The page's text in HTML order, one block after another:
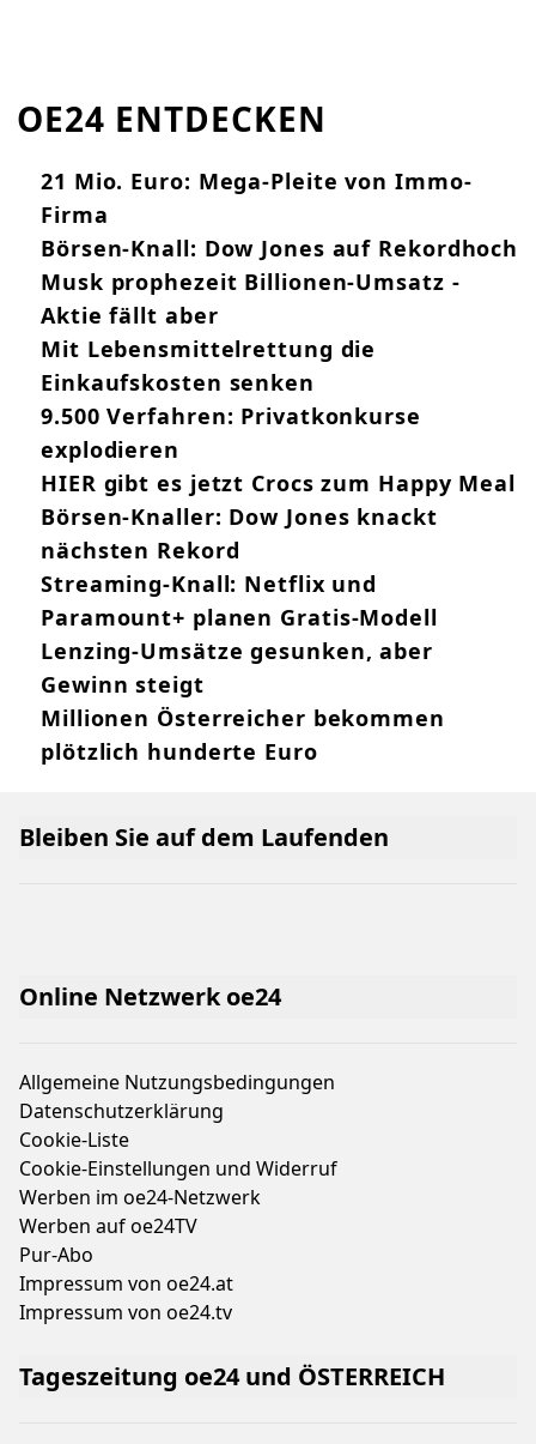
OE24 ENTDECKEN
21 Mio. Euro: Mega-Pleite von Immo-
Firma
Börsen-Knall: Dow Jones auf Rekordhoch
Musk prophezeit Billionen-Umsatz -
Aktie fällt aber
Mit Lebensmittelrettung die
Einkaufskosten senken
9.500 Verfahren: Privatkonkurse
explodieren
HIER gibt es jetzt Crocs zum Happy Meal
Börsen-Knaller: Dow Jones knackt
nächsten Rekord
Streaming-Knall: Netflix und
Paramount+ planen Gratis-Modell
Lenzing-Umsätze gesunken, aber
Gewinn steigt
Millionen Österreicher bekommen
plötzlich hunderte Euro
Online Netzwerk oe24
Allgemeine Nutzungsbedingungen
Datenschutzerklärung
Cookie-Liste
Cookie-Einstellungen und Widerruf
Werben im oe24-Netzwerk
Werben auf oe24TV
Pur-Abo
Impressum von oe24.at
Impressum von oe24.tv
Tageszeitung oe24 und ÖSTERREICH
Bleiben Sie auf dem Laufenden